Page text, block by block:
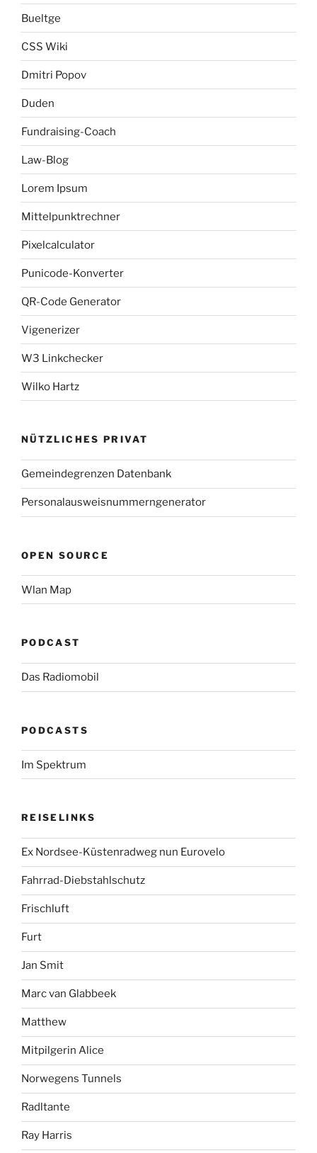
Bueltge
CSS Wiki
Dmitri Popov
Duden
Fundraising-Coach
Law-Blog
Lorem Ipsum
Mittelpunktrechner
Pixelcalculator
Punicode-Konverter
QR-Code Generator
Vigenerizer
W3 Linkchecker
Wilko Hartz
NÜTZLICHES PRIVAT
Gemeindegrenzen Datenbank
Personalausweisnummerngenerator
OPEN SOURCE
Wlan Map
PODCAST
Das Radiomobil
PODCASTS
Im Spektrum
REISELINKS
Ex Nordsee-Küstenradweg nun Eurovelo
Fahrrad-Diebstahlschutz
Frischluft
Furt
Jan Smit
Marc van Glabbeek
Matthew
Mitpilgerin Alice
Norwegens Tunnels
Radltante
Ray Harris